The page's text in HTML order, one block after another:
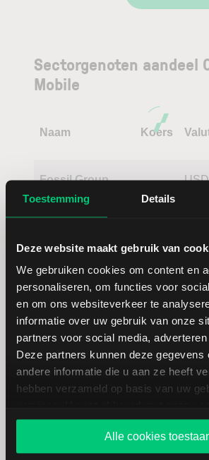
Toestemming Details
Deze website maakt gebruik van
We gebruiken cookies om content en
personaliseren, om functies voor
en om ons websiteverkeer te
informatie over uw gebruik van onze
partners voor social media,
Deze partners kunnen deze gegevens
andere informatie die u aan ze heeft
hebben verzameld op basis van uw
website blijft gebruiken.
Alle cookies
Sectorgenoten aandeel
Mobile
Naam Koers
Fossil Group USD
Jazz
Barclays
GBP
DIC Asset EUR